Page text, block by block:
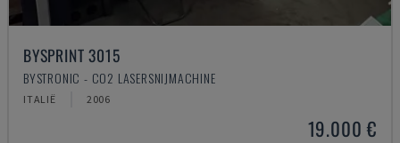
BYSPRINT 3015
BYSTRONIC - CO2 LASERSNIJMACHINE
ITALIË 2006
19.000 €